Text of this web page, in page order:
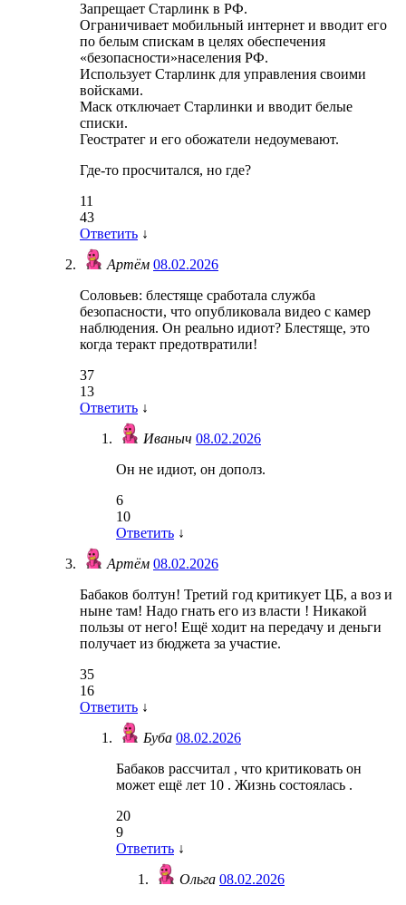
Запрещает Старлинк в РФ.
Ограничивает мобильный интернет и вводит его
по белым спискам в целях обеспечения
«безопасности»населения РФ.
Использует Старлинк для управления своими
войсками.
Маск отключает Старлинки и вводит белые
списки.
Геостратег и его обожатели недоумевают.
Где-то просчитался, но где?
11
43
Ответить ↓
Артём 08.02.2026
Соловьев: блестяще сработала служба
безопасности, что опубликовала видео с камер
наблюдения. Он реально идиот? Блестяще, это
когда теракт предотвратили!
37
13
Ответить ↓
Иваныч 08.02.2026
Он не идиот, он дополз.
6
10
Ответить ↓
Артём 08.02.2026
Бабаков болтун! Третий год критикует ЦБ, а воз и
ныне там! Надо гнать его из власти ! Никакой
пользы от него! Ещё ходит на передачу и деньги
получает из бюджета за участие.
35
16
Ответить ↓
Буба 08.02.2026
Бабаков рассчитал , что критиковать он
может ещё лет 10 . Жизнь состоялась .
20
9
Ответить ↓
Ольга 08.02.2026